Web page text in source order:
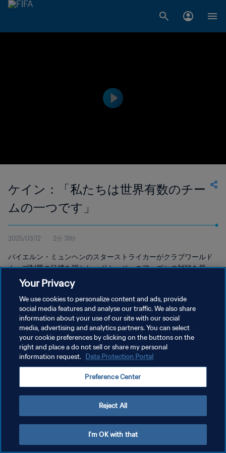
ケイン：「私たちは世界有数のチー
ムの一つです」
2025/03/12 2分 31秒
バイエルン・ミュンヘンのスターストライカーがクラブワールド
カップ制覇の目標を明かし、ボカ・ジュニアーズとの対戦を展
望。さらにドイツでの温かい歓迎にファンに感謝の意を表した。
プライバシーポリシー
サービス利用規約
Your Privacy
We use cookies to personalize content and ads, provide
social media features and analyse our traffic. We also share
information about your use of our site with our social
media, advertising and analytics partners. You can select
your cookie preferences by clicking on the buttons on the
right and place a do not sell or share my personal
information request. Data Protection Portal
Preference Center
Reject All
I'm OK with that